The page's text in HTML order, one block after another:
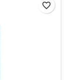
favorite_border